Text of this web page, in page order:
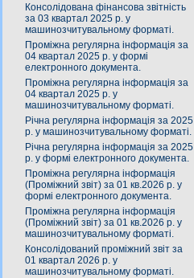
Консолідована фінансова звітність
за 03 квартал 2025 р. у
машинозчитувальному форматі.
Проміжна регулярна інформація за
04 квартал 2025 р. у формі
електронного документа.
Проміжна регулярна інформація за
04 квартал 2025 р. у
машинозчитувальному форматі.
Річна регулярна інформація за 2025
р. у машинозчитувальному форматі.
Річна регулярна інформація за 2025
р. у формі електронного документа.
Проміжна регулярна інформація
(Проміжний звіт) за 01 кв.2026 р. у
формі електронного документа.
Проміжна регулярна інформація
(Проміжний звіт) за 01 кв.2026 р. у
машинозчитувальному форматі.
Консолідований проміжний звіт за
01 квартал 2026 р. у
машинозчитувальному форматі.